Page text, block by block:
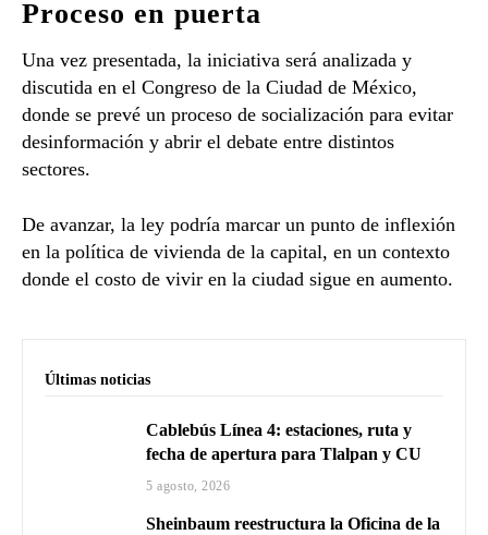
Proceso en puerta
Una vez presentada, la iniciativa será analizada y
discutida en el Congreso de la Ciudad de México,
donde se prevé un proceso de socialización para evitar
desinformación y abrir el debate entre distintos
sectores.
De avanzar, la ley podría marcar un punto de inflexión
en la política de vivienda de la capital, en un contexto
donde el costo de vivir en la ciudad sigue en aumento.
Últimas noticias
Cablebús Línea 4: estaciones, ruta y
fecha de apertura para Tlalpan y CU
5 agosto, 2026
Sheinbaum reestructura la Oficina de la